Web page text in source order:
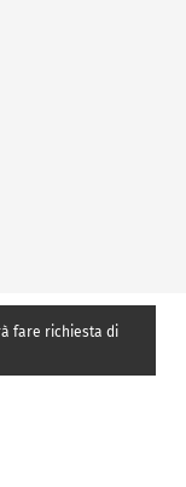
fare richiesta di